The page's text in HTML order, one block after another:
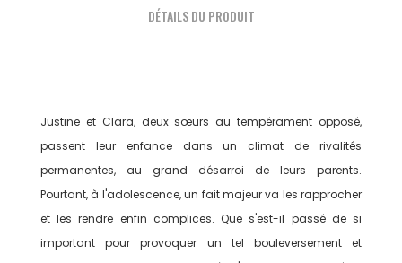
DÉTAILS DU PRODUIT
Justine et Clara, deux sœurs au tempérament opposé,
passent leur enfance dans un climat de rivalités
permanentes, au grand désarroi de leurs parents.
Pourtant, à l'adolescence, un fait majeur va les rapprocher
et les rendre enfin complices. Que s'est-il passé de si
important pour provoquer un tel bouleversement et